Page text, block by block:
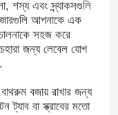
শস্য এবং স্ন্যাকসগুলি
জারগুলি আপনাকে এক
সহজ করে
জন্য লেবেল যোগ
বজায় রাখার জন্য
বা স্ক্রাবের মতো